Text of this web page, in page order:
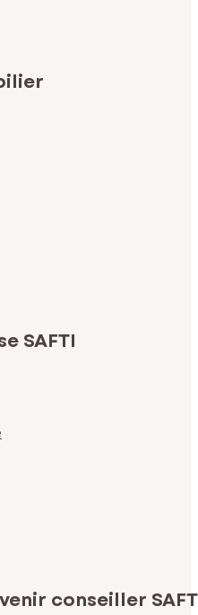
SAFTI
conseiller